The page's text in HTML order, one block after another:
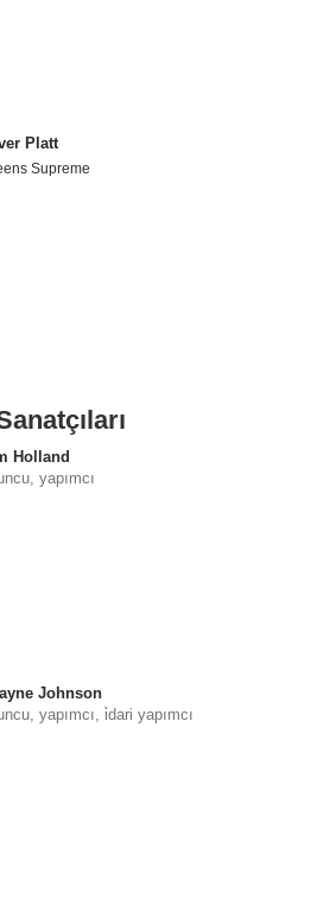
Platt
Supreme
Holland
yapımcı
Johnson
yapımcı, i̇dari yapımcı